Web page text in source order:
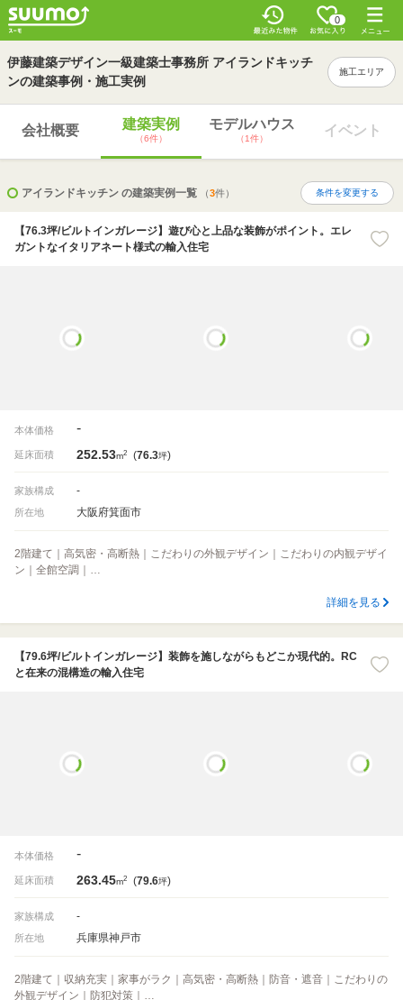
0
伊藤建築デザイン一級建築士事務所 アイランドキッチ
ンの建築事例・施工実例
施工エリア
会社概要 建築実例
（6件）
モデルハウス
（1件）
イベント
アイランドキッチン の建築実例一覧 （3件） 条件を変更する
【76.3坪/ビルトインガレージ】遊び心と上品な装飾がポイント。エレ
ガントなイタリアネート様式の輸入住宅
本体価格 -
延床面積 252.53m2 (76.3坪)
家族構成 -
所在地 大阪府箕面市
2階建て｜高気密・高断熱｜こだわりの外観デザイン｜こだわりの内観デザイ
ン｜全館空調｜…
詳細を見る
【79.6坪/ビルトインガレージ】装飾を施しながらもどこか現代的。RC
と在来の混構造の輸入住宅
本体価格 -
延床面積 263.45m2 (79.6坪)
家族構成 -
所在地 兵庫県神戸市
2階建て｜収納充実｜家事がラク｜高気密・高断熱｜防音・遮音｜こだわりの
外観デザイン｜防犯対策｜…